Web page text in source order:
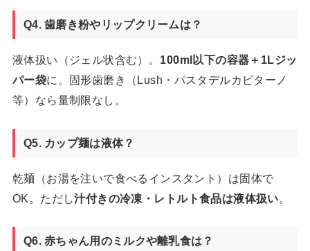
Q4. 歯磨き粉やリップクリームは？
液体扱い（ジェル状含む）。 100ml以下の容器＋1Lジッ
パー袋に。固形歯磨き（Lush・パスタデルカピターノ
等）なら量制限なし。
Q5. カップ麺は液体？
乾麺（お湯を注いで食べるインスタント）は固体で
OK。ただし汁付きの冷凍・レトルト食品は液体扱い。
Q6. 赤ちゃん用のミルクや離乳食は？